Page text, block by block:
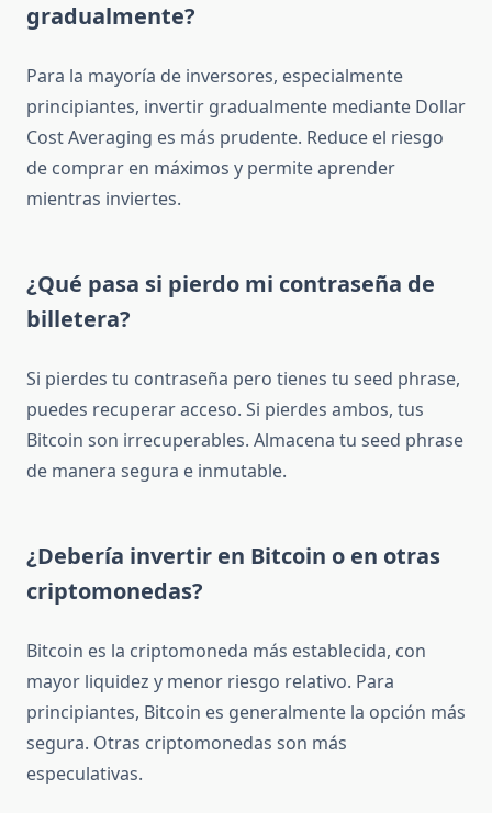
gradualmente?
Para la mayoría de inversores, especialmente
principiantes, invertir gradualmente mediante Dollar
Cost Averaging es más prudente. Reduce el riesgo
de comprar en máximos y permite aprender
mientras inviertes.
¿Qué pasa si pierdo mi contraseña de
billetera?
Si pierdes tu contraseña pero tienes tu seed phrase,
puedes recuperar acceso. Si pierdes ambos, tus
Bitcoin son irrecuperables. Almacena tu seed phrase
de manera segura e inmutable.
¿Debería invertir en Bitcoin o en otras
criptomonedas?
Bitcoin es la criptomoneda más establecida, con
mayor liquidez y menor riesgo relativo. Para
principiantes, Bitcoin es generalmente la opción más
segura. Otras criptomonedas son más
especulativas.